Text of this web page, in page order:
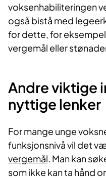
voksenhabiliteringen
også bistå med
for dette, for
vergemål eller
Andre viktige
nyttige lenker
For mange unge
funksjonsnivå vil det
vergemål. Man kan
som ikke kan ta hånd